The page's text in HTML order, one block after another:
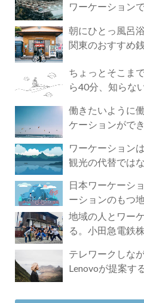
ワーケーション
朝にひとっ風呂
関東のおすすめ
ちょっとそこま
ら40分、知らな
働きたいように
ケーションがで
ワーケーション
観光の代替では
日本ワーケーシ
ーションのもつ
地域の人とワー
る。小田急電鉄
テレワークしな
Lenovoが提案す